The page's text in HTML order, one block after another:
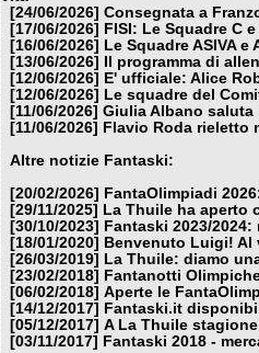
[24/06/2026] Consegnata a
[17/06/2026]
FISI: Le Squadre C
[16/06/2026]
Le Squadre ASIVA
[13/06/2026]
Il programma di
[12/06/2026]
E' ufficiale: Alice
[12/06/2026]
Le squadre del
[11/06/2026] Giulia Albano saluta
[11/06/2026]
Flavio Roda rieletto
Altre notizie Fantaski:
[20/02/2026]
FantaOlimpiadi
[29/11/2025]
La Thuile ha aperto
[30/10/2023]
Fantaski 2023/
[18/01/2020]
Benvenuto Luigi! Al
[26/03/2019]
La Thuile: diamo
[23/02/2018]
Fantanotti
[06/02/2018] Aperte le
[14/12/2017]
Fantaski.it
[05/12/2017] A La Thuile
[03/11/2017]
Fantaski 2018 -